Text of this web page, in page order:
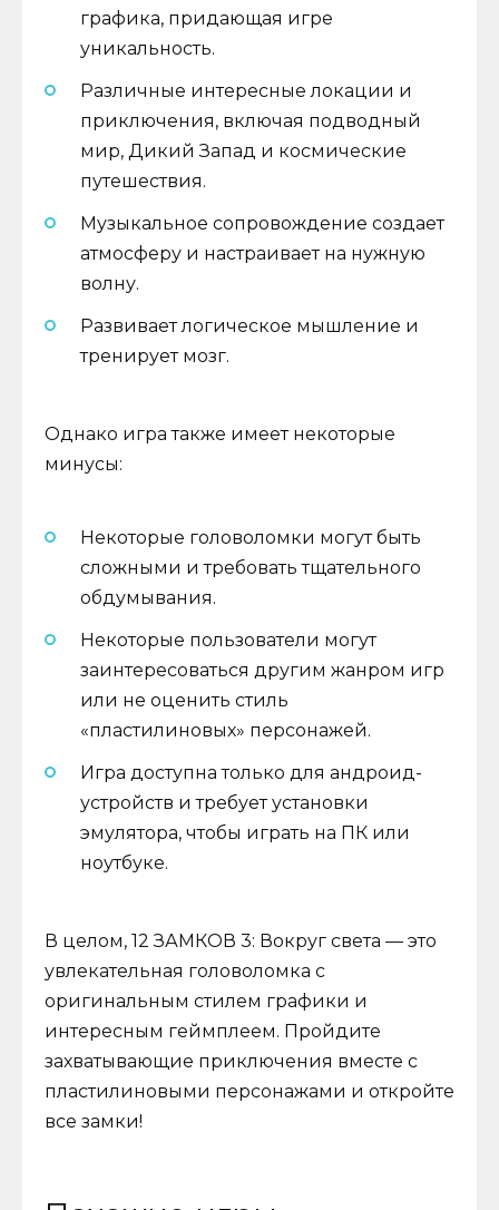
графика, придающая игре
уникальность.
Различные интересные локации и
приключения, включая подводный
мир, Дикий Запад и космические
путешествия.
Музыкальное сопровождение создает
атмосферу и настраивает на нужную
волну.
Развивает логическое мышление и
тренирует мозг.
Однако игра также имеет некоторые
минусы:
Некоторые головоломки могут быть
сложными и требовать тщательного
обдумывания.
Некоторые пользователи могут
заинтересоваться другим жанром игр
или не оценить стиль
«пластилиновых» персонажей.
Игра доступна только для андроид-
устройств и требует установки
эмулятора, чтобы играть на ПК или
ноутбуке.
В целом, 12 ЗАМКОВ 3: Вокруг света — это
увлекательная головоломка с
оригинальным стилем графики и
интересным геймплеем. Пройдите
захватывающие приключения вместе с
пластилиновыми персонажами и откройте
все замки!